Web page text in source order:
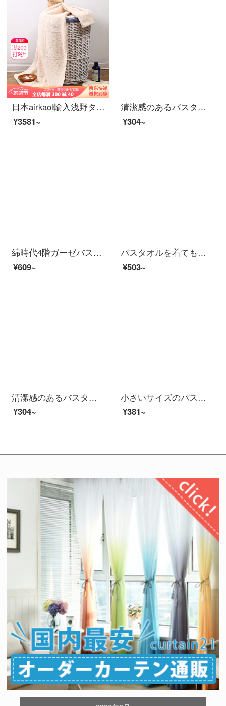
日本airkaol輸入浅野タオル大バスタオル女性五つ星ホテルオーガニックコットンが厚くて、吸水力が強くて、毛XTCシリーズ60*120 cmオーガニックコットン天然白60*120 cmです。
¥3581~
清潔感のあるバスタオル純綿家庭用男女全綿に厚い抗菌力を加え、吸水速乾風呂大巾水晶粉（A類標準/長い綿毛/ドイツ司馬3 A級抗菌）
¥304~
綿時代4階ガーゼバスタオル綿家庭用吸水速乾風呂乳児標準男女蕾粉90 cm×160 cm（ストレッチサイズ）
¥609~
バスタオルを着てもいいです。女性用の浴衣セットのバスタオルが可愛いです。家庭用の吸水タオルタオルタオルとバスタオルの乾燥帽と髪のリボンは彼女にプレゼントします。
¥503~
清潔感のあるバスタオル純綿家庭用男女全綿に厚い抗菌力を加え、吸水速乾風呂大巾静謐藍（A種標準/長い綿毛/ドイツ司馬3 A級抗菌）
¥304~
小さいサイズのバスタオル50 x 100運動タオルは汗を吸ってバスタオルを使います。家庭用のタオルは男女の小さいサイズで、携帯速乾は綿より吸水速乾です。
¥381~